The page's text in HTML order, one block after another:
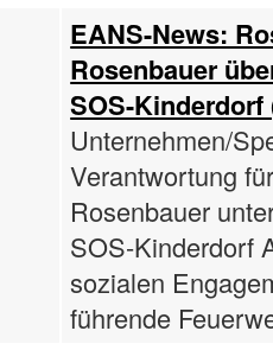
EANS-News:
Rosenbauer
SOS-
Unternehmen/
Verantwortung
Rosenbauer
SOS-Kinderdorf
sozialen
führende